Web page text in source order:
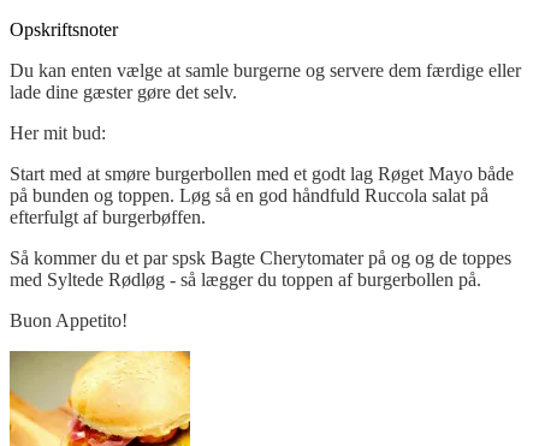
Opskriftsnoter
Du kan enten vælge at samle burgerne og servere dem færdige eller
lade dine gæster gøre det selv.
Her mit bud:
Start med at smøre burgerbollen med et godt lag Røget Mayo både
på bunden og toppen. Løg så en god håndfuld Ruccola salat på
efterfulgt af burgerbøffen.
Så kommer du et par spsk Bagte Cherytomater på og og de toppes
med Syltede Rødløg - så lægger du toppen af burgerbollen på.
Buon Appetito!